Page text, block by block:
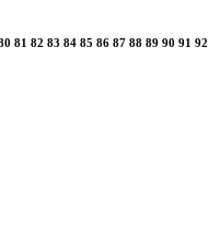
81 82 83 84 85 86 87 88 89 90 91 92